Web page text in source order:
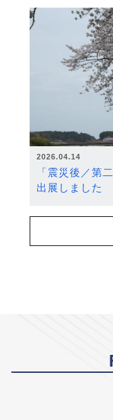
2026.04.14
「震災後／第
出展しました